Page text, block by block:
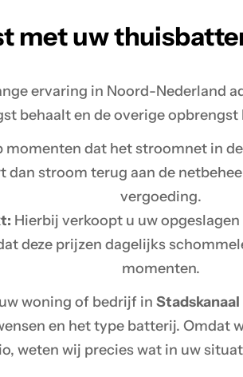
met uw
ervaring in Noord-Nederland
behaalt en de overige
momenten dat het stroomnet in
dan stroom terug aan de
vergoeding.
Hierbij verkoopt u uw
deze prijzen dagelijks
momenten.
woning of bedrijf in Stadskanaal
en het type batterij. Omdat
weten wij precies wat in uw